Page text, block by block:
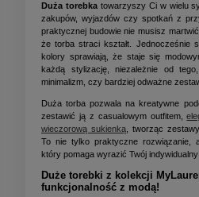
Duża torebkatowarzyszy Ci w wielu
zakupów, wyjazdów czy spotkań z
praktycznej budowie nie musisz
że torba straci kształt. Jednocześnie
kolory sprawiają, że staje się
każdą stylizację, niezależnie od
minimalizm, czy bardziej odważne
Duża torba pozwala na kreatywne
zestawić ją z casualowym outfitem,
wieczorową sukienką, tworząc
To nie tylko praktyczne rozwiązanie,
który pomaga wyrazić Twój
Duże torebki z kolekcji
funkcjonalność z modą!